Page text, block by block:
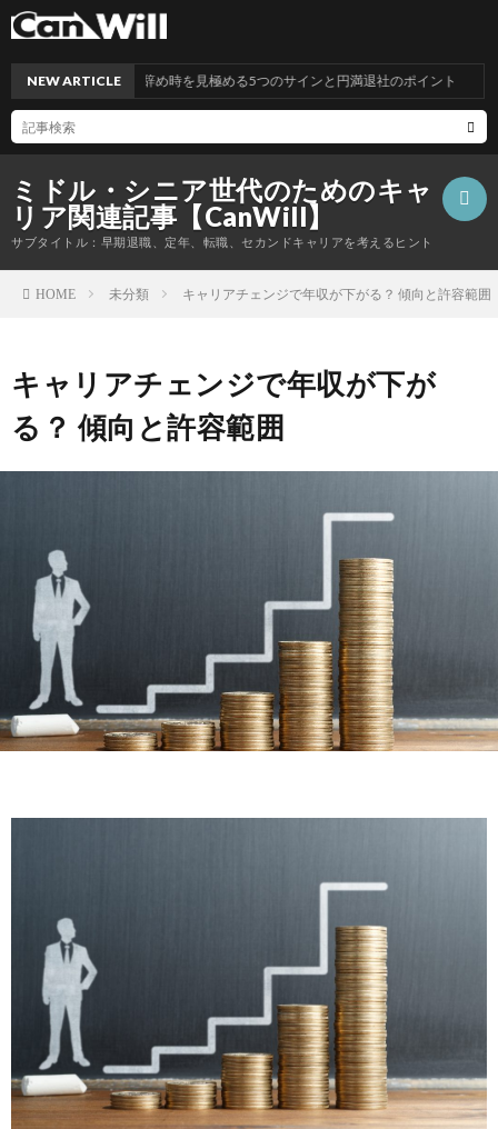
ミドル・シニア世代のためのキャ
リア関連記事【CanWill】
サブタイトル：早期退職、定年、転職、セカンドキャリアを考えるヒント
い
ポ
せ
NEW ARTICLE
仕事の辞め時を見極める5つのサインと円満退社のポイント
HOME 未分類 キャリアチェンジで年収が下がる？ 傾向と許容範囲
キャリアチェンジで年収が下が
る？ 傾向と許容範囲